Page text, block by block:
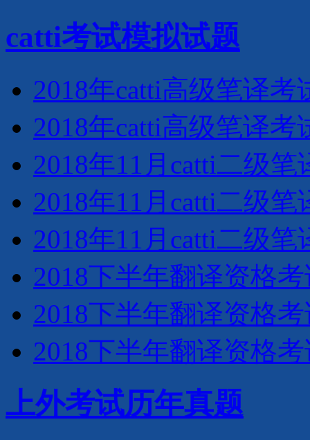
catti考试模拟试题
2018年catti高级笔译
2018年catti高级笔译
2018年11月catti二级
2018年11月catti二级
2018年11月catti二级
2018下半年翻译资格
2018下半年翻译资格
2018下半年翻译资格
上外考试历年真题